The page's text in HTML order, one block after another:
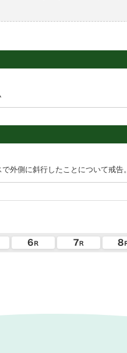
外側に斜行したことについて戒告